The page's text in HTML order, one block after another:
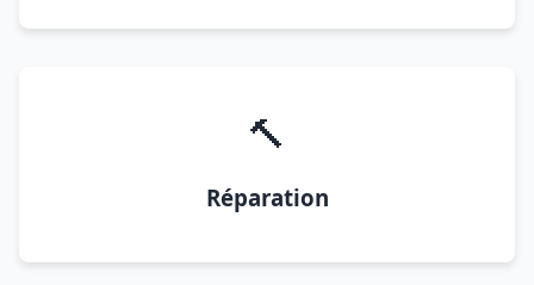
🔨
Réparation